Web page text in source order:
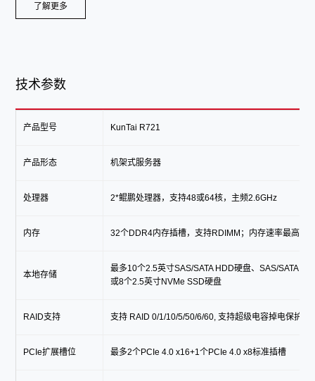
了解更多
技术参数
产品型号 KunTai R721
产品形态 机架式服务器
处理器 2*鲲鹏处理器，支持48或64核，主频2.6GHz
内存 32个DDR4内存插槽，支持RDIMM；内存速率最高支
本地存储
最多10个2.5英寸SAS/SATA HDD硬盘、SAS/SATA
或8个2.5英寸NVMe SSD硬盘
RAID支持 支持 RAID 0/1/10/5/50/6/60, 支持超级电容掉电保护
PCIe扩展槽位 最多2个PCIe 4.0 x16+1个PCIe 4.0 x8标准插槽